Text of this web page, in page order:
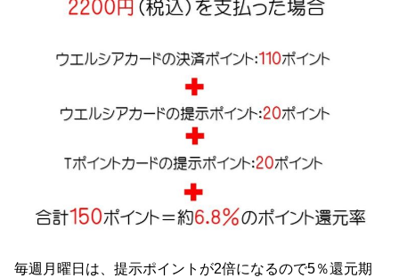
毎週月曜日は、提示ポイントが2倍になるので5％還元期